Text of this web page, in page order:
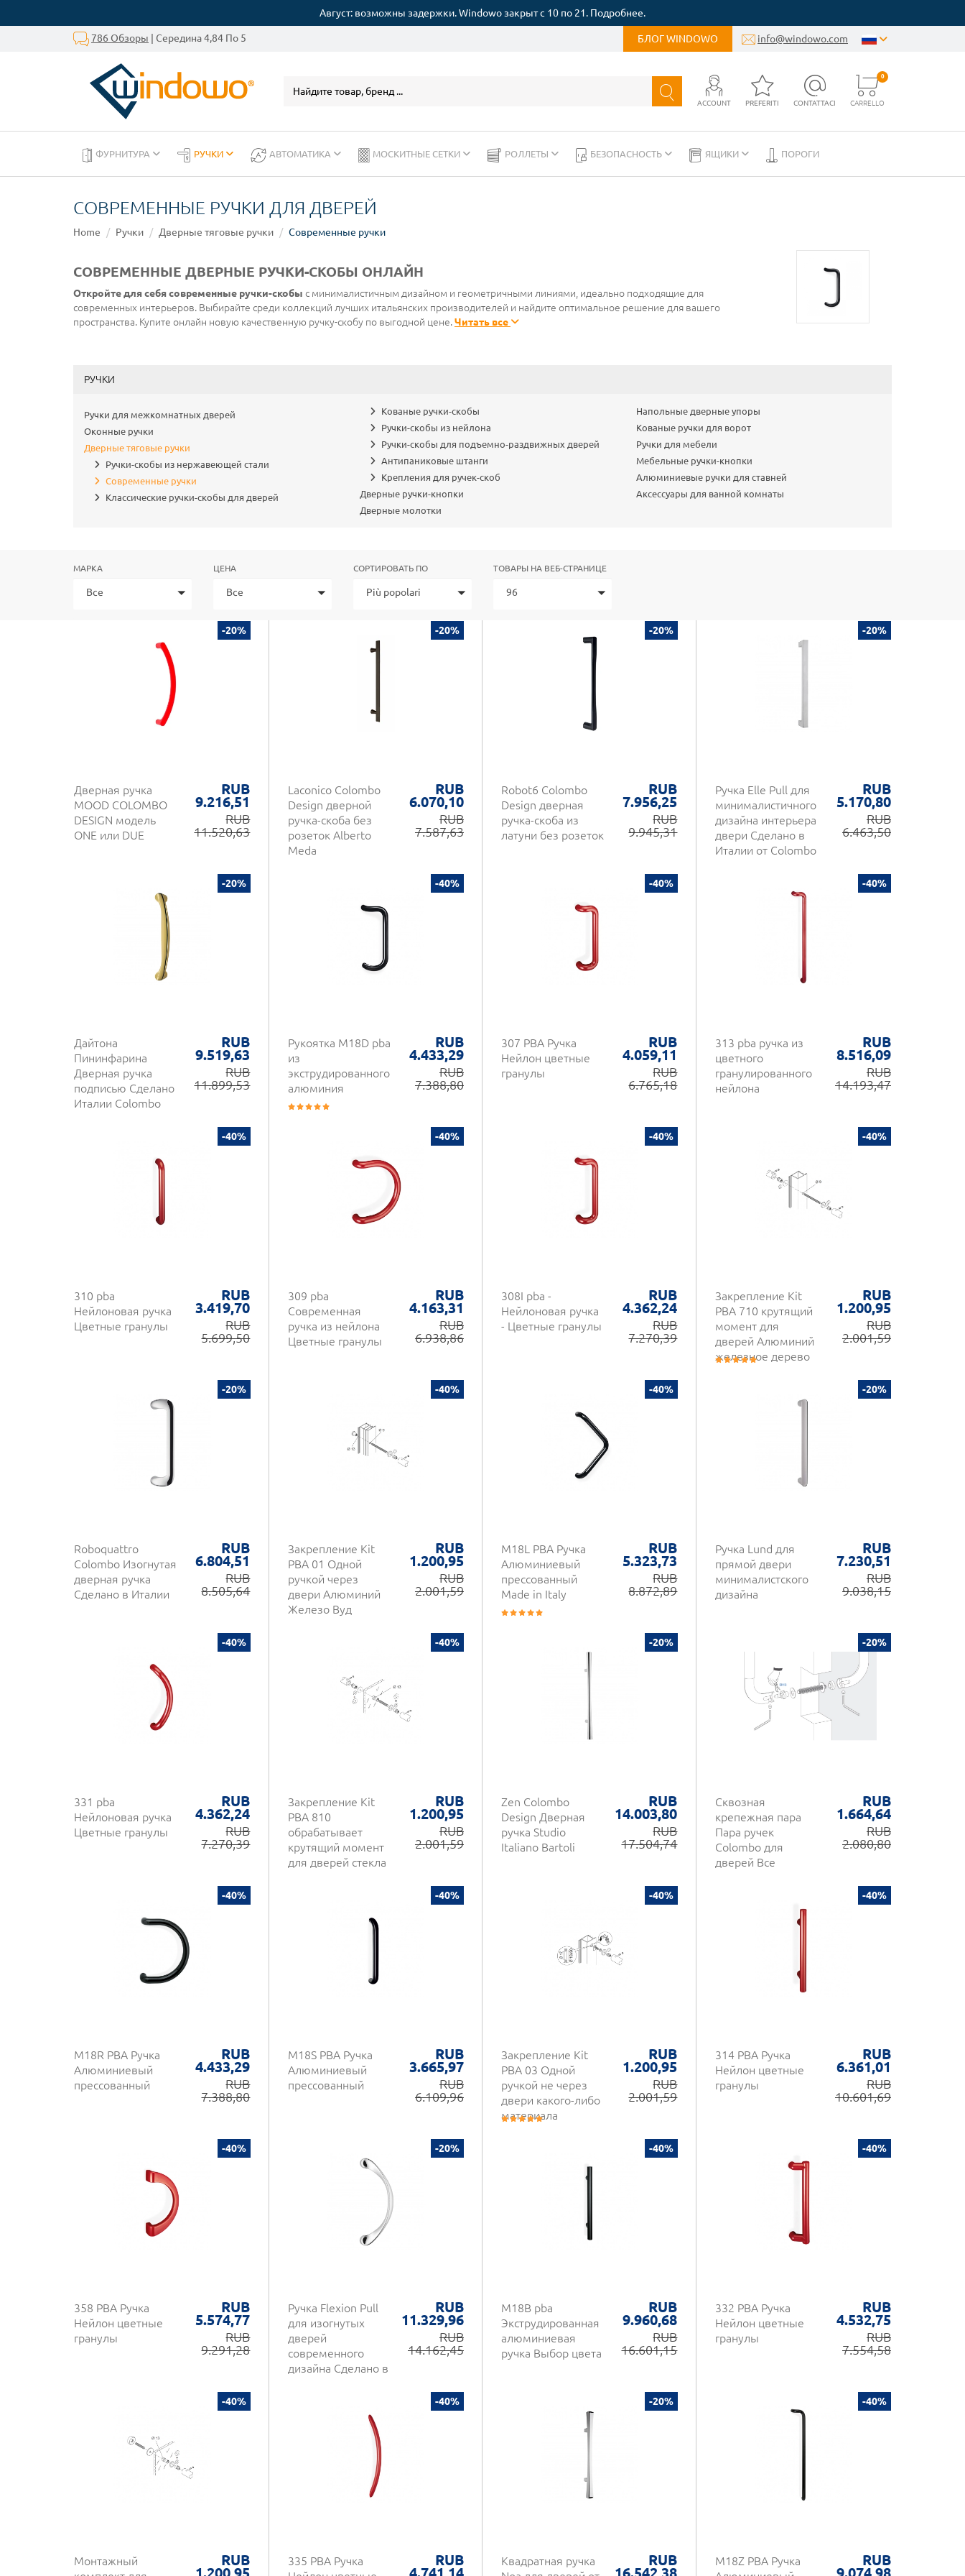
Август: возможны задержки. Windowo закрыт с 10 по 21. Подробнее.
786 Обзоры | Середина 4,84 По 5 БЛОГ WINDOWO info@windowo.com
ACCOUNT PREFERITI CONTATTACI CARRELLO
0
ФУРНИТУРА РУЧКИ АВТОМАТИКА МОСКИТНЫЕ СЕТКИ РОЛЛЕТЫ БЕЗОПАСНОСТЬ ЯЩИКИ ПОРОГИ
СОВРЕМЕННЫЕ РУЧКИ ДЛЯ ДВЕРЕЙ
Home Ручки Дверные тяговые ручки Современные ручки
СОВРЕМЕННЫЕ ДВЕРНЫЕ РУЧКИ-СКОБЫ ОНЛАЙН
Откройте для себя современные ручки-скобы с минималистичным дизайном и геометричными линиями, идеально подходящие для
современных интерьеров. Выбирайте среди коллекций лучших итальянских производителей и найдите оптимальное решение для вашего
пространства. Купите онлайн новую качественную ручку-скобу по выгодной цене.Читать все
РУЧКИ
Ручки для межкомнатных дверей
Оконные ручки
Дверные тяговые ручки
Ручки-скобы из нержавеющей стали
Современные ручки
Классические ручки-скобы для дверей
Кованые ручки-скобы
Ручки-скобы из нейлона
Ручки-скобы для подъемно-раздвижных дверей
Антипаниковые штанги
Крепления для ручек-скоб
Дверные ручки-кнопки
Дверные молотки
Напольные дверные упоры
Кованые ручки для ворот
Ручки для мебели
Мебельные ручки-кнопки
Алюминиевые ручки для ставней
Аксессуары для ванной комнаты
МАРКА
Все
ЦЕНА
Все
СОРТИРОВАТЬ ПО
Più popolari
ТОВАРЫ НА ВЕБ-СТРАНИЦЕ
96
-20%
Дверная ручка
MOOD COLOMBO
DESIGN модель
ONE или DUE
RUB
9.216,51
RUB
11.520,63
-20%
Laconico Colombo
Design дверной
ручка-скоба без
розеток Alberto
Meda
RUB
6.070,10
RUB
7.587,63
-20%
Robot6 Colombo
Design дверная
ручка-скоба из
латуни без розеток
RUB
7.956,25
RUB
9.945,31
-20%
Ручка Elle Pull для
минималистичного
дизайна интерьера
двери Сделано в
Италии от Colombo
RUB
5.170,80
RUB
6.463,50
-20%
Дайтона
Пининфарина
Дверная ручка
подписью Сделано
Италии Colombo
RUB
9.519,63
RUB
11.899,53
-40%
Рукоятка M18D pba
из
экструдированного
алюминия
RUB
4.433,29
RUB
7.388,80
-40%
307 PBA Ручка
Нейлон цветные
гранулы
RUB
4.059,11
RUB
6.765,18
-40%
313 pba ручка из
цветного
гранулированного
нейлона
RUB
8.516,09
RUB
14.193,47
-40%
310 pba
Нейлоновая ручка
Цветные гранулы
RUB
3.419,70
RUB
5.699,50
-40%
309 pba
Современная
ручка из нейлона
Цветные гранулы
RUB
4.163,31
RUB
6.938,86
-40%
308I pba -
Нейлоновая ручка
- Цветные гранулы
RUB
4.362,24
RUB
7.270,39
-40%
Закрепление Kit
PBA 710 крутящий
момент для
дверей Алюминий
железное дерево
RUB
1.200,95
RUB
2.001,59
-20%
Roboquattro
Colombo Изогнутая
дверная ручка
Сделано в Италии
RUB
6.804,51
RUB
8.505,64
-40%
Закрепление Kit
PBA 01 Одной
ручкой через
двери Алюминий
Железо Вуд
RUB
1.200,95
RUB
2.001,59
-40%
M18L PBA Ручка
Алюминиевый
прессованный
Made in Italy
RUB
5.323,73
RUB
8.872,89
-20%
Ручка Lund для
прямой двери
минималистского
дизайна
RUB
7.230,51
RUB
9.038,15
-40%
331 pba
Нейлоновая ручка
Цветные гранулы
RUB
4.362,24
RUB
7.270,39
-40%
Закрепление Kit
PBA 810
обрабатывает
крутящий момент
для дверей стекла
RUB
1.200,95
RUB
2.001,59
-20%
Zen Colombo
Design Дверная
ручка Studio
Italiano Bartoli
RUB
14.003,80
RUB
17.504,74
-20%
Сквозная
крепежная пара
Пара ручек
Colombo для
дверей Все
RUB
1.664,64
RUB
2.080,80
-40%
M18R PBA Ручка
Алюминиевый
прессованный
RUB
4.433,29
RUB
7.388,80
-40%
M18S PBA Ручка
Алюминиевый
прессованный
RUB
3.665,97
RUB
6.109,96
-40%
Закрепление Kit
PBA 03 Одной
ручкой не через
двери какого-либо
материала
RUB
1.200,95
RUB
2.001,59
-40%
314 PBA Ручка
Нейлон цветные
гранулы
RUB
6.361,01
RUB
10.601,69
-40%
358 PBA Ручка
Нейлон цветные
гранулы
RUB
5.574,77
RUB
9.291,28
-20%
Ручка Flexion Pull
для изогнутых
дверей
современного
дизайна Сделано в
RUB
11.329,96
RUB
14.162,45
-40%
M18B pba
Экструдированная
алюминиевая
ручка Выбор цвета
RUB
9.960,68
RUB
16.601,15
-40%
332 PBA Ручка
Нейлон цветные
гранулы
RUB
4.532,75
RUB
7.554,58
-40%
Монтажный
RUB
-40%
335 PBA Ручка
RUB
-20%
Квадратная ручка
RUB
-40%
M18Z PBA Ручка
RUB